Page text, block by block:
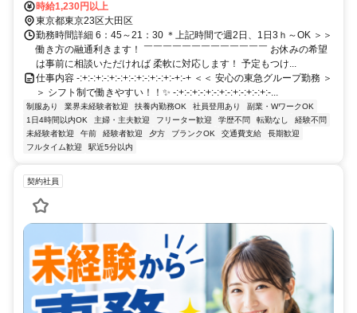
時給1,230円以上
東京都東京23区大田区
勤務時間詳細 6：45～21：30 ＊上記時間で週2日、1日3ｈ～OK ＞＞
働き方の融通利きます！ ￣￣￣￣￣￣￣￣￣￣￣￣￣ お休みの希望
は事前に相談いただければ 柔軟に対応します！ 予定もつけ...
仕事内容 -:+:-:+:-:+:-:+:-:+:-:+:-:+:-+:-+ ＜＜ 安心の東急グループ勤務 ＞
＞ シフト制で働きやすい！！✨ -:+:-:+:-:+:-:+:-:+:-:+:-:+:-...
制服あり 業界未経験者歓迎 扶養内勤務OK 社員登用あり
副業・WワークOK
1日4時間以内OK
主婦・主夫歓迎 フリーター歓迎 学歴不問 転勤なし
経験不問
未経験者歓迎
午前 経験者歓迎 夕方 ブランクOK 交通費支給
長期歓迎
フルタイム歓迎
駅近5分以内
契約社員